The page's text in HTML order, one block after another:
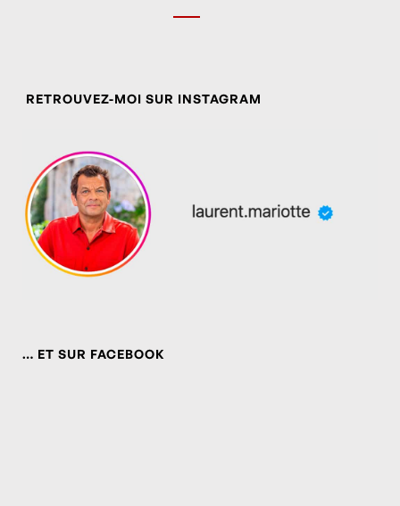
RETROUVEZ-MOI SUR INSTAGRAM
… ET SUR FACEBOOK